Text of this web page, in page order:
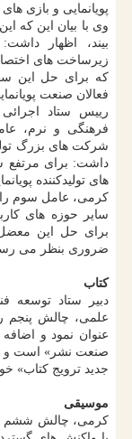
پویانمایی و بازی
وی با بیان این که
بیند، اظهار
زیرساخت های
که برای حل این
فعالان صنعت
رییس ستاد
فرهنگی و ﻧﺮم،
شرکت های بزرگ
داشت: برای مرتفع
های تولیدکننده
کرمی، عامل سوم را
سایر حوزه های
برای حل این
ضروری بنظر می
کتاب
دبیر ستاد توسعه
علمی، چالش پنجم
عنوان نمود و
صنعت نشر» است و
جدید ترویج کتاب»
موسیقی
کرمی، چالش ششم را